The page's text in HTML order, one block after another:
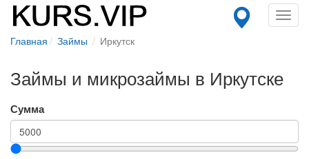
Главная Займы Иркутск
Займы и микрозаймы в Иркутске
Сумма